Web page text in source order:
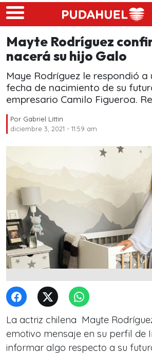
Skip to main content
Mayte Rodríguez
nacerá su hijo Galo
Maye Rodríguez le respondió a
fecha de nacimiento de su
empresario Camilo Figueroa.
Por Gabriel Littin
diciembre 3, 2021 - 11:59 am
La actriz chilena Mayte
emotivo mensaje en su perfil de
informar algo respecto a su